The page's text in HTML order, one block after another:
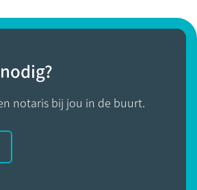
notaris bij jou in de buurt.